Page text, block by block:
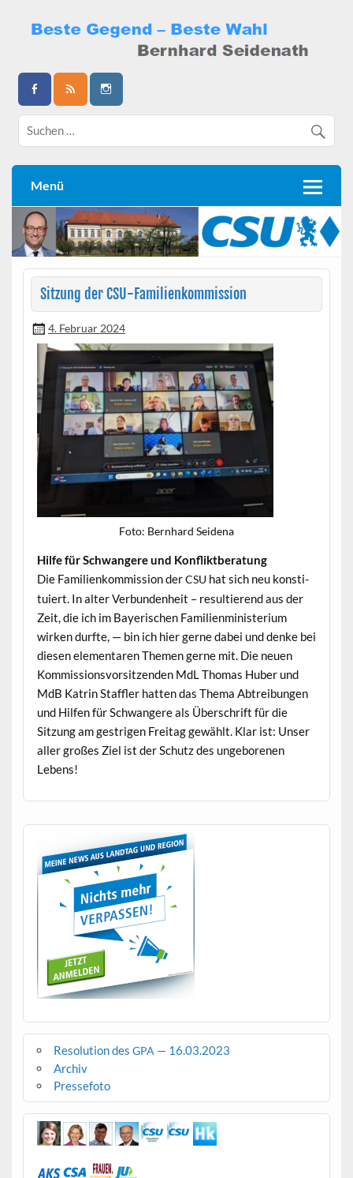
content
Bernhard Seidenath
Menü
Sitzung der CSU-Familienkommission
4. Februar 2024
Foto: Bern­hard Seidena
Hil­fe für Schwan­gere und Konfliktberatung
Die Fam­i­lienkom­mis­sion derCSUhat sich neu kon­sti­
tu­iert. In alter Ver­bun­den­heit – resul­tierend aus der
Zeit, die ich im Bay­erischen Fam­i­lien­min­is­teri­um
wirken durfte, — bin ich hier gerne dabei und denke bei
diesen ele­mentaren The­men gerne mit. Die neuen
Kom­mis­sionsvor­sitzen­den MdL Thomas Huber und
MdB Katrin Staffler hat­ten das The­ma Abtrei­bun­gen
und Hil­fen für Schwan­gere als Über­schrift für die
Sitzung am gestri­gen Fre­itag gewählt. Klar ist: Unser
aller großes Ziel ist der Schutz des unge­bore­nen
Lebens!
Resolution des GPA — 16.03.2023
Archiv
Pressefoto